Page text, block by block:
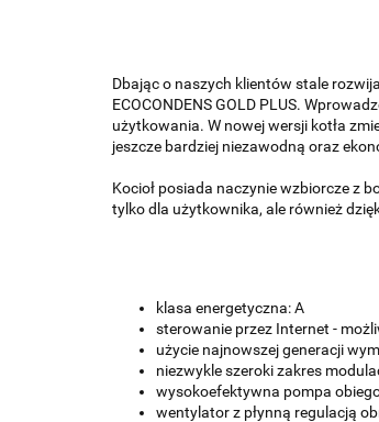
Dbając o naszych klientów stale
ECOCONDENS GOLD PLUS.
użytkowania. W nowej wersji kotła
jeszcze bardziej niezawodną oraz
Kocioł posiada naczynie wzbiorcze z
tylko dla użytkownika, ale również
klasa energetyczna: A
sterowanie przez Internet -
użycie najnowszej generacji
niezwykle szeroki zakres
wysokoefektywna pompa
wentylator z płynną regulacją